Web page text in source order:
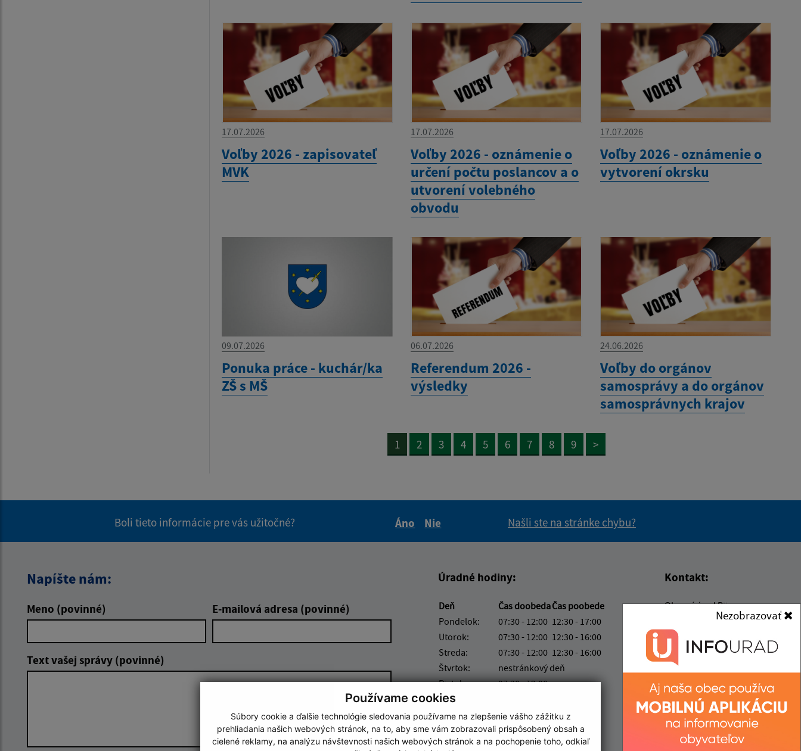
Používame cookies
Súbory cookie a ďalšie technológie sledovania používame na zlepšenie vášho zážitku z
prehliadania našich webových stránok, na to, aby sme vám zobrazovali prispôsobený obsah a
cielené reklamy, na analýzu návštevnosti našich webových stránok a na pochopenie toho, odkiaľ
Nezobrazovať
17.07.2026
Voľby 2026 - zapisovateľ
MVK
17.07.2026
Voľby 2026 - oznámenie o
určení počtu poslancov a o
utvorení volebného
obvodu
17.07.2026
Voľby 2026 - oznámenie o
vytvorení okrsku
09.07.2026
Ponuka práce - kuchár/ka
ZŠ s MŠ
06.07.2026
Referendum 2026 -
výsledky
24.06.2026
Voľby do orgánov
samosprávy a do orgánov
samosprávnych krajov
1 2 3 4 5 6 7 8 9 >
Boli tieto informácie pre vás užitočné?
Áno
Nie
Našli ste na stránke chybu?
Napíšte nám:
Meno (povinné) E-mailová adresa (povinné)
Text vašej správy (povinné)
Úradné hodiny:
Deň Čas doobedaČas poobede
Pondelok:
07:30 - 12:00 12:30 - 17:00
Utorok:
07:30 - 12:00 12:30 - 16:00
Streda:
07:30 - 12:00 12:30 - 16:00
Štvrtok:
nestránkový deň
Piatok:
07:30 - 12:00
Obedňajšia prestávka:
Kontakt:
Obecný úrad Bijacovce
053 06 Bijacovce
info@bijacovce.sk
+421 534 542 286
IČO: 00328961